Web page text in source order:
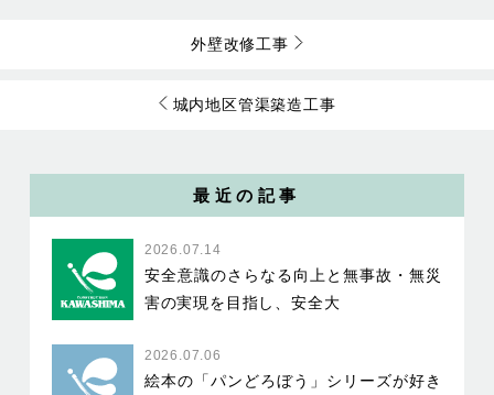
外壁改修工事
城内地区管渠築造工事
最近の記事
2026.07.14
安全意識のさらなる向上と無事故・無災
害の実現を目指し、安全大
2026.07.06
絵本の「パンどろぼう」シリーズが好き